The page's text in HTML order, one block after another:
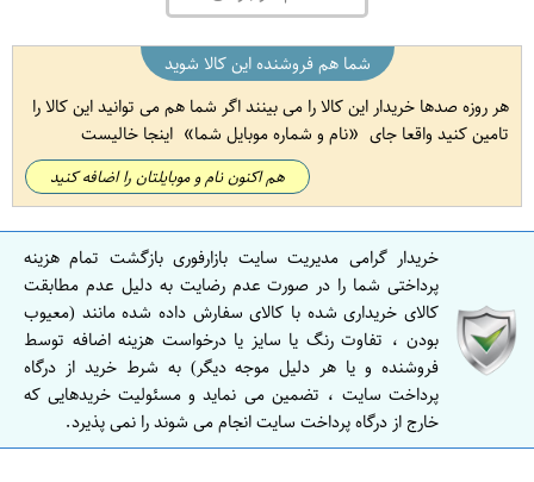
شما هم فروشنده این کالا شوید
هر روزه صدها خریدار این کالا را می بینند اگر شما هم می توانید این کالا را
تامین کنید واقعا جای
نام و شماره موبایل شما اینجا خالیست
هم اکنون نام و موبایلتان را اضافه کنید
خریدار گرامی مدیریت سایت بازارفوری بازگشت تمام هزینه
پرداختی شما را در صورت عدم رضایت به دلیل عدم مطابقت
کالای خریداری شده با کالای سفارش داده شده مانند (معیوب
بودن ، تفاوت رنگ یا سایز یا درخواست هزینه اضافه توسط
فروشنده و یا هر دلیل موجه دیگر) به شرط خرید از درگاه
پرداخت سایت ، تضمین می نماید و مسئولیت خریدهایی که
خارج از درگاه پرداخت سایت انجام می شوند را نمی پذیرد.